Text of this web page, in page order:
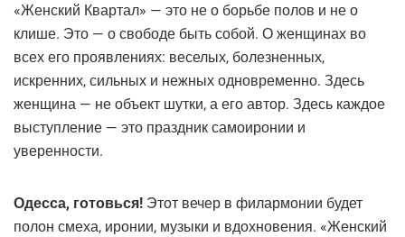
«Женский Квартал» — это не о борьбе полов и не о
клише. Это — о свободе быть собой. О женщинах во
всех его проявлениях: веселых, болезненных,
искренних, сильных и нежных одновременно. Здесь
женщина — не объект шутки, а его автор. Здесь каждое
выступление — это праздник самоиронии и
уверенности.
Одесса, готовься! Этот вечер в филармонии будет
полон смеха, иронии, музыки и вдохновения. «Женский